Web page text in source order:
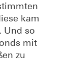
kam
Und so
mit
zu